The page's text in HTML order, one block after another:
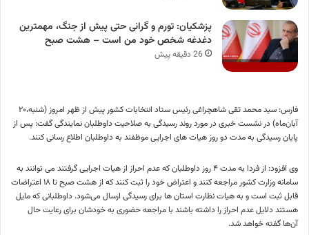
پزشکیان: تورم و گرانی حتی پیش از جنگ، مهمترین
دغدغه شخص خود من است – هشت صبح
26 دقیقه پیش
فارس: سید محمد تقی شاهچراغی رئیس ستاد انتخابات کشور پیش از ظهر امروز (شنبه،۲۰
آبان‌ماه) در نشست خبری در مورد روند رسیدگی به صلاحیت داوطلبان نمایندگی گفت: پس از
پایان رسیدگی به مدت دو روز هیات های اجرایی موظفند به داوطلبان اطلاع رسانی کنند.
وی افزود: از فردا به مدت ۴ روز داوطلبان که عدم احراز از هیات اجرایی گرفتند می توانند به
سامانه وزارت کشور مراجعه کنند و اعتراض خود را ثبت کنند که از هشت صبح تا ۱۸ اعتراضات
قابل ثبت است و به هیات نظارت استان ها برای رسیدگی ارسال می‌شود. داوطلبانی که مایل
هستند دلایل عدم احراز را داشته باشند با مراجعه حضوری به خودشان برای رعایت حال
آن‌ها گفته خواهد شد.